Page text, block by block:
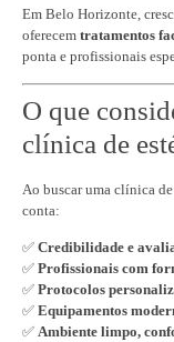
Em Belo Horizonte,
oferecem tratamentos
ponta e profissionais
O que
clínica de
Ao buscar uma clínica
conta:
✅ Credibilidade e
✅ Profissionais com
✅ Protocolos
✅ Equipamentos
✅ Ambiente limpo,